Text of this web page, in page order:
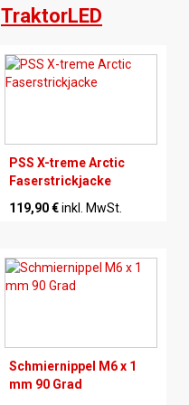
TraktorLED
PSS X-treme Arctic
Faserstrickjacke
119,90 €inkl. MwSt.
Schmiernippel M6 x 1
mm 90 Grad